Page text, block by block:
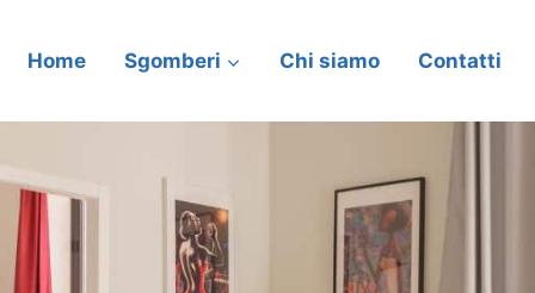
Home Sgomberi Chi siamo Contatti